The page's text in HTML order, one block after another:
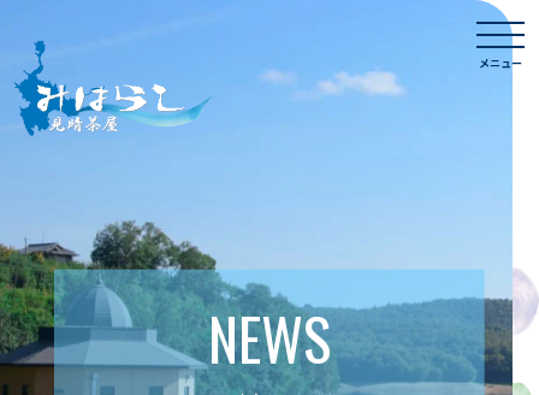
content
メニュー
NEWS